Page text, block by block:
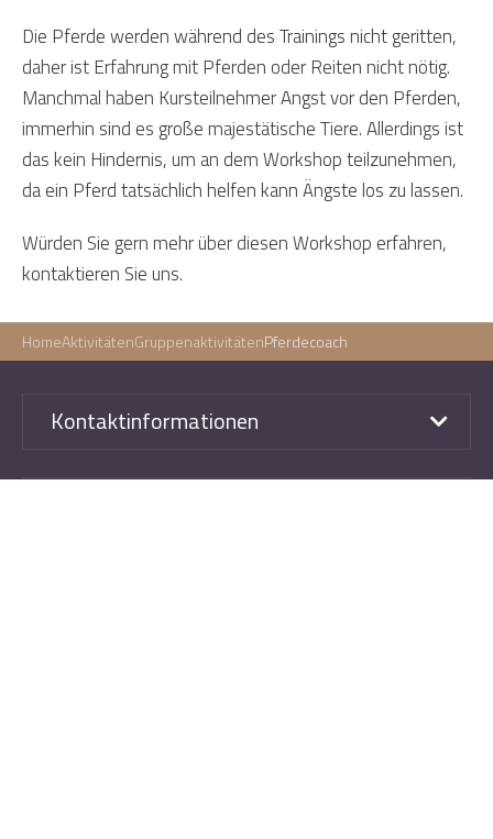
Die Pferde werden während des Trainings nicht geritten,
daher ist Erfahrung mit Pferden oder Reiten nicht nötig.
Manchmal haben Kursteilnehmer Angst vor den Pferden,
immerhin sind es große majestätische Tiere. Allerdings ist
das kein Hindernis, um an dem Workshop teilzunehmen,
da ein Pferd tatsächlich helfen kann Ängste los zu lassen.
Würden Sie gern mehr über diesen Workshop erfahren,
kontaktieren Sie uns.
HomeAktivitätenGruppenaktivitätenPferdecoach
Kontaktinformationen